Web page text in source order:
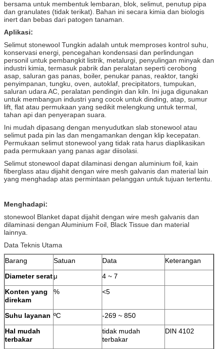
bersama untuk membentuk lembaran, blok, selimut, penutup pipa
dan granulates (tidak terikat). Bahan ini secara kimia dan biologis
inert dan bebas dari patogen tanaman.
Aplikasi:
Selimut stonewool Tungkin adalah untuk memproses kontrol suhu,
konservasi energi, pencegahan kondensasi dan perlindungan
personil untuk pembangkit listrik, metalurgi, penyulingan minyak dan
industri kimia, termasuk pabrik dan peralatan seperti cerobong
asap, saluran gas panas, boiler, penukar panas, reaktor, tangki
penyimpanan, tungku, oven, autoklaf, precipitators, tumpukan,
saluran udara AC, peralatan pendingin dan kiln. Ini juga digunakan
untuk membangun industri yang cocok untuk dinding, atap, sumur
lift, flat atau permukaan yang sedikit melengkung untuk termal,
tahan api dan penyerapan suara.
Ini mudah dipasang dengan menyudutkan slab stonewool atau
selimut pada pin las dan mengamankan dengan klip kecepatan.
Permukaan selimut stonewool yang tidak rata harus diaplikasikan
pada permukaan yang panas agar diisolasi.
Selimut stonewool dapat dilaminasi dengan aluminium foil, kain
fiberglass atau dijahit dengan wire mesh galvanis dan material lain
yang menghadap atas permintaan pelanggan untuk tujuan tertentu.
Menghadapi:
stonewool Blanket dapat dijahit dengan wire mesh galvanis dan
dilaminasi dengan Aluminium Foil, Black Tissue dan material
lainnya.
Data Teknis Utama
Barang
Satuan Data
Keterangan
Diameter seratμ
4 ~ 7
Konten yang
direkam
% <5
Suhu layanan ºC
-269 ~ 850
Hal mudah
terbakar
tidak mudah
terbakar
DIN 4102